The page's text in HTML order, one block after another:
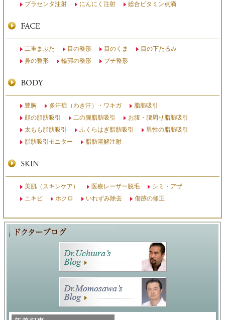
プラセンタ注射 にんにく注射 総合ビタミン点滴
二重まぶた 目の整形 目のくま
目の下たるみ
鼻の整形
輪郭の整形 プチ整形
豊胸 多汗症（わき汗）・ワキガ
脂肪吸引
顔の脂肪吸引
二の腕脂肪吸引
お腹・腰周り脂肪吸引
太もも脂肪吸引
ふくらはぎ脂肪吸引
男性の脂肪吸引
脂肪吸引モニター
脂肪溶解注射
美肌（スキンケア） 医療レーザー脱毛
シミ・アザ
ニキビ
ホクロ いれずみ除去 傷跡の修正